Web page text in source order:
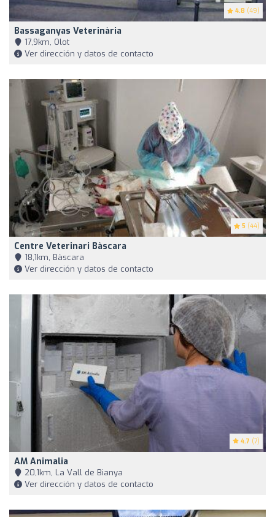
4.8 (49)
Bassaganyas Veterinària
17,9km, Olot
Ver dirección y datos de contacto
5 (44)
Centre Veterinari Bàscara
18,1km, Bàscara
Ver dirección y datos de contacto
4.7 (7)
AM Animalia
20,1km, La Vall de Bianya
Ver dirección y datos de contacto